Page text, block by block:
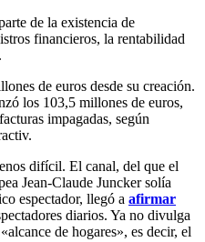
de la existencia de
financieros, la rentabilidad
de euros desde su creación.
los 103,5 millones de euros,
impagadas, según
difícil. El canal, del que el
Jean-Claude Juncker solía
espectador, llegó a afirmar
diarios. Ya no divulga
de hogares», es decir, el